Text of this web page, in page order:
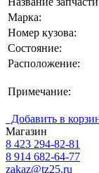
Марка:
Номер кузова:
Состояние:
Расположение:
Примечание:
Добавить в
Магазин
8 423 294-82-81
8 914 682-64-77
zakaz@tz25.ru